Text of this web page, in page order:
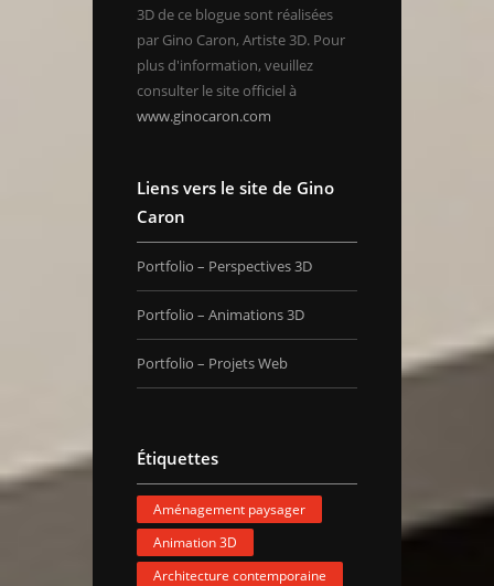
3D de ce blogue sont réalisées
par Gino Caron, Artiste 3D. Pour
plus d'information, veuillez
consulter le site officiel à
www.ginocaron.com
Liens vers le site de Gino
Caron
Portfolio – Perspectives 3D
Portfolio – Animations 3D
Portfolio – Projets Web
Étiquettes
Aménagement paysager
Animation 3D
Architecture contemporaine